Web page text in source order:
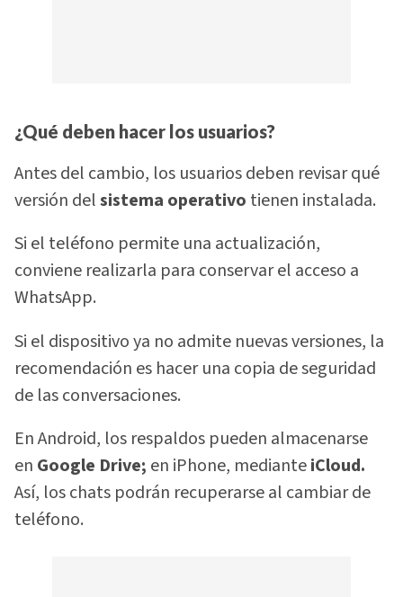
¿Qué deben hacer los usuarios?
Antes del cambio, los usuarios deben revisar qué
versión delsistema operativo tienen instalada.
Si el teléfono permite una actualización,
conviene realizarla para conservar el acceso a
WhatsApp.
Si el dispositivo ya no admite nuevas versiones, la
recomendación es hacer una copia de seguridad
de las conversaciones.
En Android, los respaldos pueden almacenarse
en Google Drive; en iPhone, medianteiCloud.
Así, los chats podrán recuperarse al cambiar de
teléfono.